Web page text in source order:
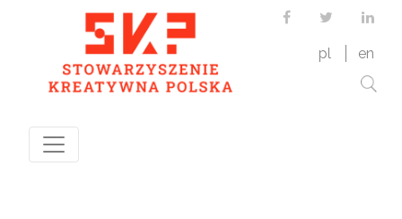
FacebookTwitter
pl en